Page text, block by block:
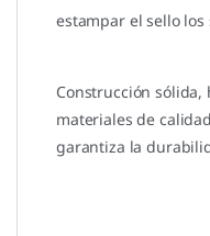
estampar el sello los
Construcción sólida,
materiales de
garantiza la